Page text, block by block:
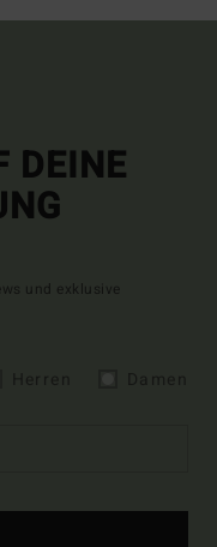
DEINE
und exklusive